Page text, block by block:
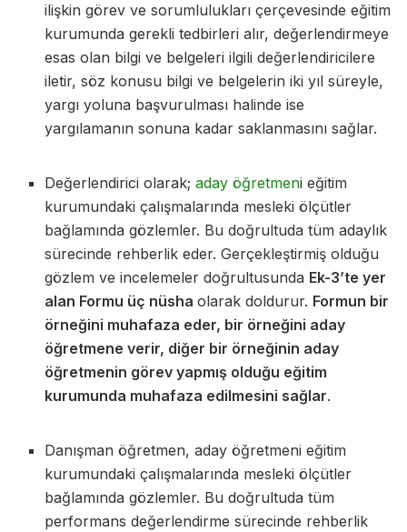
ilişkin görev ve sorumlulukları çerçevesinde eğitim
kurumunda gerekli tedbirleri alır, değerlendirmeye
esas olan bilgi ve belgeleri ilgili değerlendiricilere
iletir, söz konusu bilgi ve belgelerin iki yıl süreyle,
yargı yoluna başvurulması halinde ise
yargılamanın sonuna kadar saklanmasını sağlar.
Değerlendirici olarak;aday öğretmeni eğitim
kurumundaki çalışmalarında mesleki ölçütler
bağlamında gözlemler. Bu doğrultuda tüm adaylık
sürecinde rehberlik eder. Gerçekleştirmiş olduğu
gözlem ve incelemeler doğrultusunda Ek-3’te yer
alan Formu üç nüshaolarak doldurur. Formun bir
örneğini muhafaza eder, bir örneğini aday
öğretmene verir, diğer bir örneğinin aday
öğretmenin görev yapmış olduğu eğitim
kurumunda muhafaza edilmesini sağlar.
Danışman öğretmen, aday öğretmeni eğitim
kurumundaki çalışmalarında mesleki ölçütler
bağlamında gözlemler. Bu doğrultuda tüm
performans değerlendirme sürecinde rehberlik